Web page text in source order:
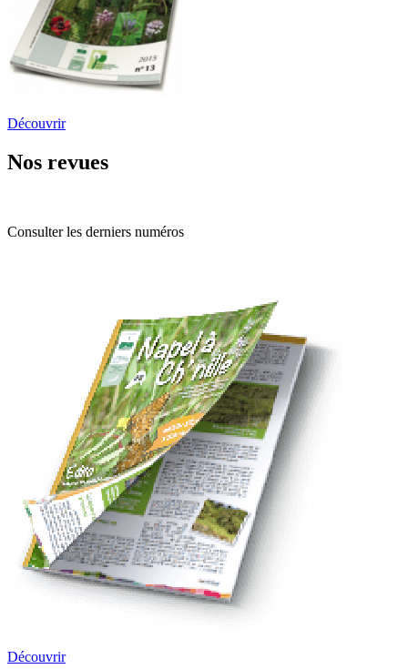
Découvrir
Nos revues
Consulter les derniers numéros
Découvrir